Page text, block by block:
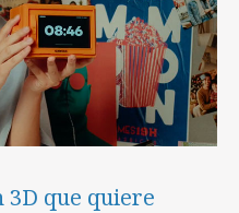
que quiere